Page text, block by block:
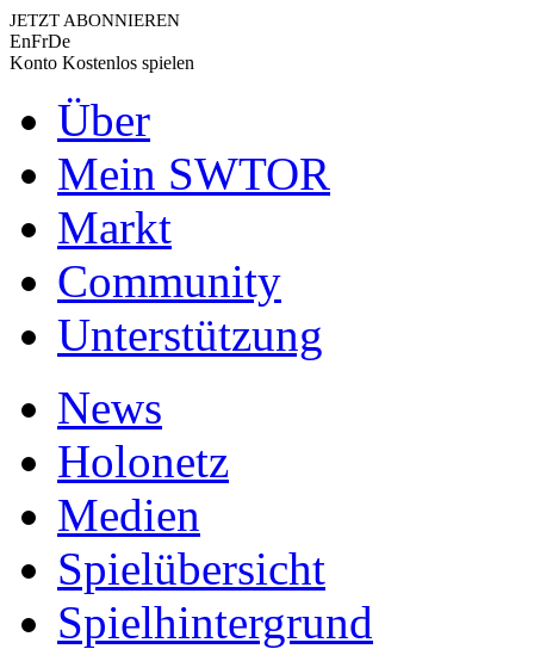
JETZT ABONNIEREN
EnFrDe
Konto Kostenlos spielen
Über
Mein SWTOR
Markt
Community
Unterstützung
News
Holonetz
Medien
Spielübersicht
Spielhintergrund